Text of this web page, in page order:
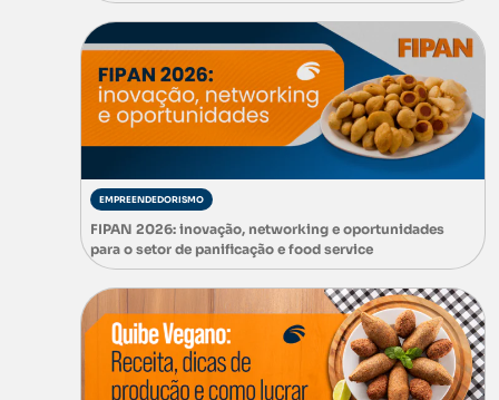
EMPREENDEDORISMO
FIPAN 2026: inovação, networking e oportunidades
para o setor de panificação e food service